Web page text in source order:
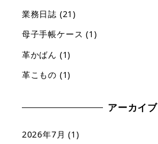
業務日誌 (21)
母子手帳ケース (1)
革かばん (1)
革こもの (1)
アーカイブ
2026年7月 (1)